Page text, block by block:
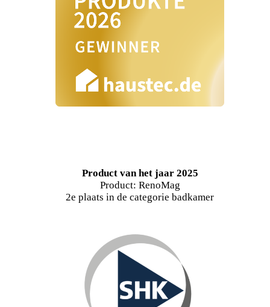
Product van het jaar 2025
Product: RenoMag
2e plaats in de categorie badkamer